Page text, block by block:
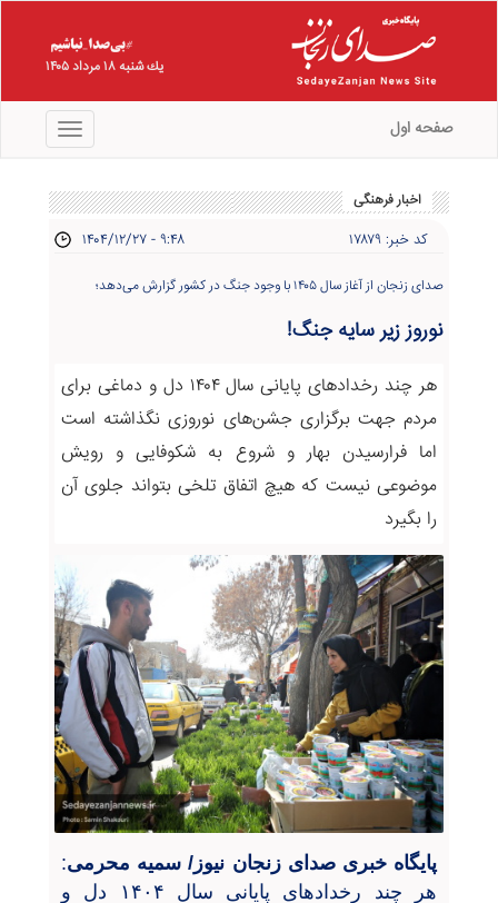
يك شنبه ۱۸ مرداد ۱۴۰۵
منو صفحه اول
اخبار فرهنگی
کد خبر: ۱۷۸۷۹ ۱۴۰۴/۱۲/۲۷ - ۹:۴۸
صدای زنجان از آغاز سال ۱۴۰۵ با وجود جنگ در کشور گزارش می‌دهد؛
نوروز زیر سایه جنگ!
هر چند رخدادهای پایانی سال ۱۴۰۴ دل و دماغی برای
مردم جهت برگزاری جشن‌های نوروزی نگذاشته است
اما فرارسیدن بهار و شروع به شکوفایی و رویش
موضوعی نیست که هیچ اتفاق تلخی بتواند جلوی آن
را بگیرد
پایگاه خبری صدای زنجان نیوز/ سمیه محرمی:
هر چند رخدادهای پایانی سال ۱۴۰۴ دل و